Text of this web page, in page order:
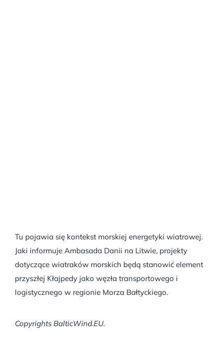
Tu pojawia się kontekst morskiej energetyki wiatrowej.
Jaki informuje Ambasada Danii na Litwie, projekty
dotyczące wiatraków morskich będą stanowić element
przyszłej Kłajpedy jako węzła transportowego i
logistycznego w regionie Morza Bałtyckiego.
Copyrights BalticWind.EU.